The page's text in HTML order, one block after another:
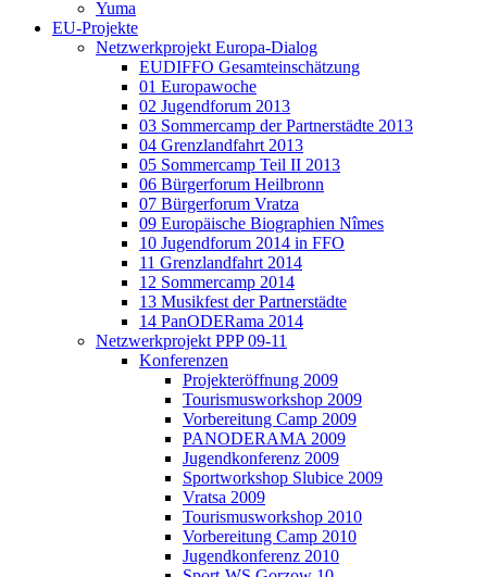
Yuma
EU-Projekte
Netzwerkprojekt Europa-Dialog
EUDIFFO Gesamteinschätzung
01 Europawoche
02 Jugendforum 2013
03 Sommercamp der Partnerstädte 2013
04 Grenzlandfahrt 2013
05 Sommercamp Teil II 2013
06 Bürgerforum Heilbronn
07 Bürgerforum Vratza
09 Europäische Biographien Nîmes
10 Jugendforum 2014 in FFO
11 Grenzlandfahrt 2014
12 Sommercamp 2014
13 Musikfest der Partnerstädte
14 PanODERama 2014
Netzwerkprojekt PPP 09-11
Konferenzen
Projekteröffnung 2009
Tourismusworkshop 2009
Vorbereitung Camp 2009
PANODERAMA 2009
Jugendkonferenz 2009
Sportworkshop Slubice 2009
Vratsa 2009
Tourismusworkshop 2010
Vorbereitung Camp 2010
Jugendkonferenz 2010